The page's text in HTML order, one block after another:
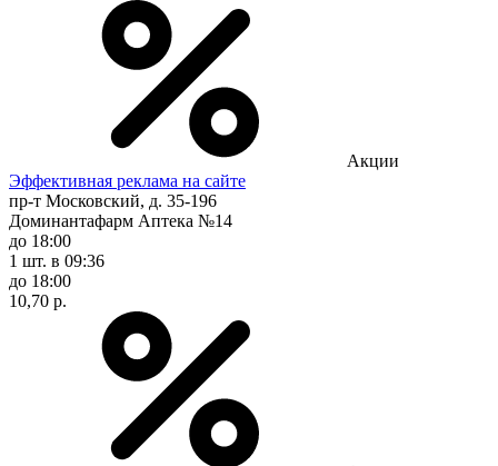
Акции
Эффективная реклама на сайте
пр-т Московский, д. 35-196
Доминантафарм Аптека №14
до 18:00
1 шт. в 09:36
до 18:00
10,70 р.